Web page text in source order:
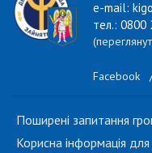
e-mail:
тел.: 0800
Facebook
Поширені запитання
Корисна інформація